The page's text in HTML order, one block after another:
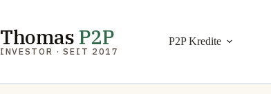
springen
Thomas P2P
INVESTOR · SEIT 2017
P2P Kredite